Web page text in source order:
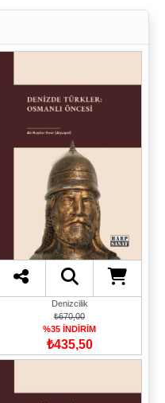
Denizcilik
₺670,00
%35 İNDİRİM
₺435,50